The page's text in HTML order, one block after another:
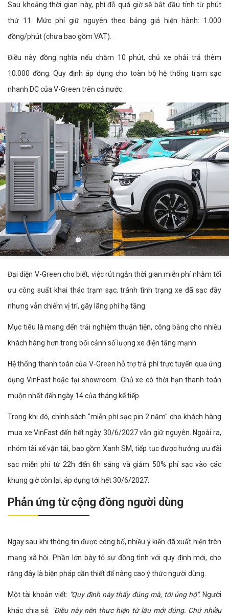
Sau khoảng thời gian này, phí đỗ quá giờ sẽ bắt đầu tính từ phút
thứ 11. Mức phí giữ nguyên theo bảng giá hiện hành: 1.000
đồng/phút (chưa bao gồm VAT).
Điều này đồng nghĩa nếu chậm 10 phút, chủ xe phải trả thêm
10.000 đồng. Quy định áp dụng cho toàn bộ hệ thống trạm sạc
nhanh DC của V-Green trên cả nước.
Đại diện V-Green cho biết, việc rút ngắn thời gian miễn phí nhằm tối
ưu công suất khai thác trạm sạc, tránh tình trạng xe đã sạc đầy
nhưng vẫn chiếm vị trí, gây lãng phí hạ tầng.
Mục tiêu là mang đến trải nghiệm thuận tiện, công bằng cho nhiều
khách hàng hơn trong bối cảnh số lượng xe điện tăng mạnh.
Hệ thống thanh toán của V-Green hỗ trợ trả phí trực tuyến qua ứng
dụng VinFast hoặc tại showroom. Chủ xe có thời hạn thanh toán
muộn nhất đến ngày 14 của tháng kế tiếp.
Trong khi đó, chính sách "miễn phí sạc pin 2 năm" cho khách hàng
mua xe VinFast đến hết ngày 30/6/2027 vẫn giữ nguyên. Ngoài ra,
nhóm tài xế vận tải, bao gồm Xanh SM, tiếp tục được hưởng ưu đãi
sạc miễn phí từ 22h đến 6h sáng và giảm 50% phí sạc vào các
khung giờ còn lại, áp dụng tới hết 30/6/2027.
Phản ứng từ cộng đồng người dùng
Ngay sau khi thông tin được công bố, nhiều ý kiến đã xuất hiện trên
mạng xã hội. Phần lớn bày tỏ sự đồng tình với quy định mới, cho
rằng đây là biện pháp cần thiết để nâng cao ý thức người dùng.
Một tài khoản viết: "Quy định này thấy đúng mà, tôi ủng hộ". Người
khác chia sẻ: "Điều này nên thực hiện từ lâu mới đúng. Chứ nhiều